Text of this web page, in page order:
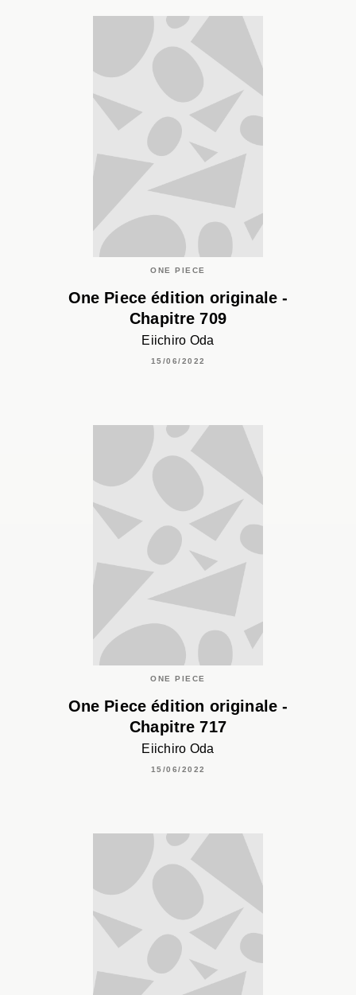
ONE PIECE
One Piece édition originale -
Chapitre 709
Eiichiro Oda
15/06/2022
ONE PIECE
One Piece édition originale -
Chapitre 717
Eiichiro Oda
15/06/2022